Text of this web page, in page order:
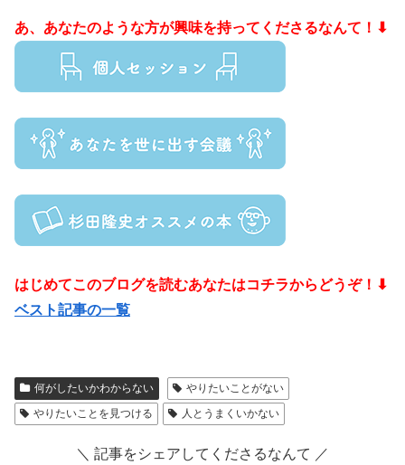
あ、あなたのような方が興味を持ってくださるなんて！⬇
はじめてこのブログを読むあなたはコチラからどうぞ！⬇
ベスト記事の一覧
何がしたいかわからない
やりたいことがない
やりたいことを見つける
人とうまくいかない
＼ 記事をシェアしてくださるなんて ／